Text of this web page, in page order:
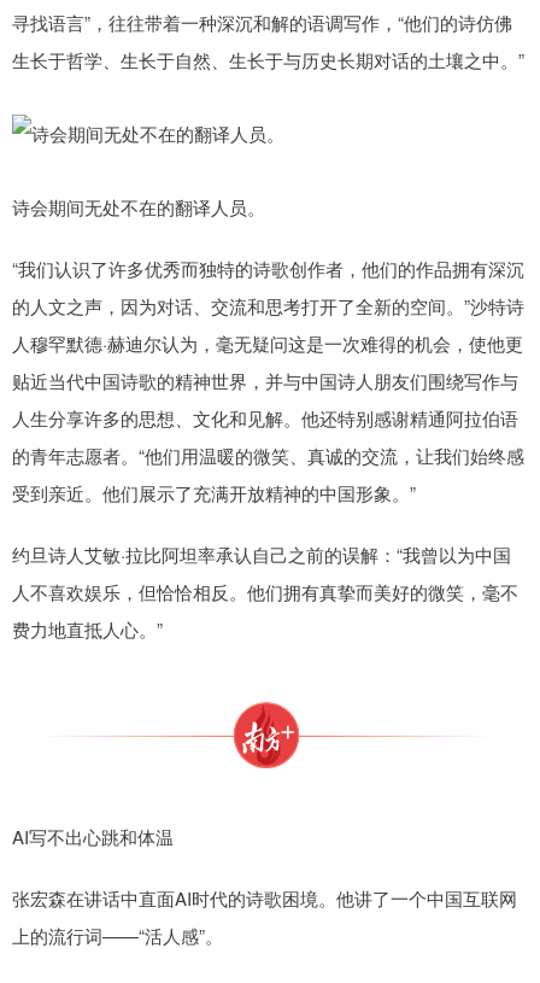
寻找语言”，往往带着一种深沉和解的语调写作，“他们的诗仿佛
生长于哲学、生长于自然、生长于与历史长期对话的土壤之中。”
诗会期间无处不在的翻译人员。
“我们认识了许多优秀而独特的诗歌创作者，他们的作品拥有深沉
的人文之声，因为对话、交流和思考打开了全新的空间。”沙特诗
人穆罕默德·赫迪尔认为，毫无疑问这是一次难得的机会，使他更
贴近当代中国诗歌的精神世界，并与中国诗人朋友们围绕写作与
人生分享许多的思想、文化和见解。他还特别感谢精通阿拉伯语
的青年志愿者。“他们用温暖的微笑、真诚的交流，让我们始终感
受到亲近。他们展示了充满开放精神的中国形象。”
约旦诗人艾敏·拉比阿坦率承认自己之前的误解：“我曾以为中国
人不喜欢娱乐，但恰恰相反。他们拥有真挚而美好的微笑，毫不
费力地直抵人心。”
AI写不出心跳和体温
张宏森在讲话中直面AI时代的诗歌困境。他讲了一个中国互联网
上的流行词——“活人感”。